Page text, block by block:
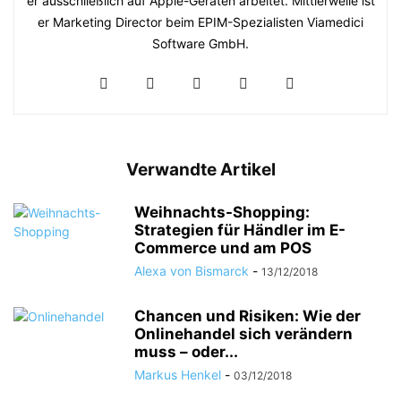
er Marketing Director beim EPIM-Spezialisten Viamedici
Software GmbH.
Verwandte Artikel
Weihnachts-Shopping:
Strategien für Händler im E-
Commerce und am POS
Alexa von Bismarck - 13/12/2018
Chancen und Risiken: Wie der
Onlinehandel sich verändern
muss – oder...
Markus Henkel - 03/12/2018